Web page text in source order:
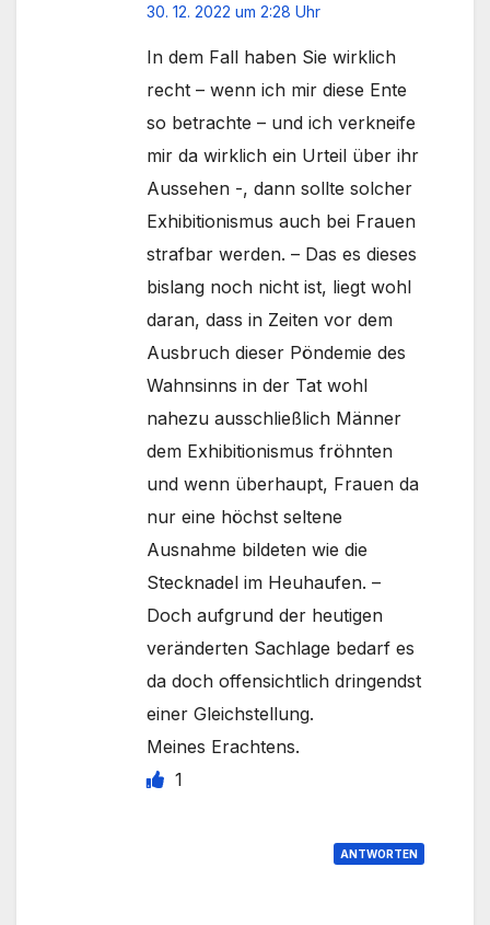
30. 12. 2022 um 2:28 Uhr
In dem Fall haben Sie wirklich
recht – wenn ich mir diese Ente
so betrachte – und ich verkneife
mir da wirklich ein Urteil über ihr
Aussehen -, dann sollte solcher
Exhibitionismus auch bei Frauen
strafbar werden. – Das es dieses
bislang noch nicht ist, liegt wohl
daran, dass in Zeiten vor dem
Ausbruch dieser Pöndemie des
Wahnsinns in der Tat wohl
nahezu ausschließlich Männer
dem Exhibitionismus fröhnten
und wenn überhaupt, Frauen da
nur eine höchst seltene
Ausnahme bildeten wie die
Stecknadel im Heuhaufen. –
Doch aufgrund der heutigen
veränderten Sachlage bedarf es
da doch offensichtlich dringendst
einer Gleichstellung.
Meines Erachtens.
1
ANTWORTEN